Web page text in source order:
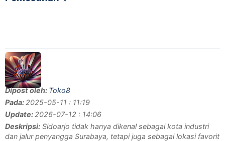
Dipost oleh: Toko8
Pada: 2025-05-11 : 11:19
Update: 2026-07-12 : 14:06
Deskripsi: Sidoarjo tidak hanya dikenal sebagai kota industri
dan jalur penyangga Surabaya, tetapi juga sebagai lokasi favorit